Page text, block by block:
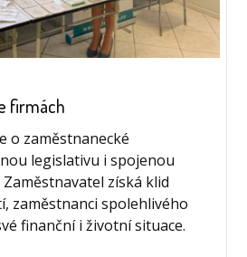
firmách
o zaměstnanecké
legislativu i spojenou
získá klid
zaměstnanci spolehlivého
finanční i životní situace.